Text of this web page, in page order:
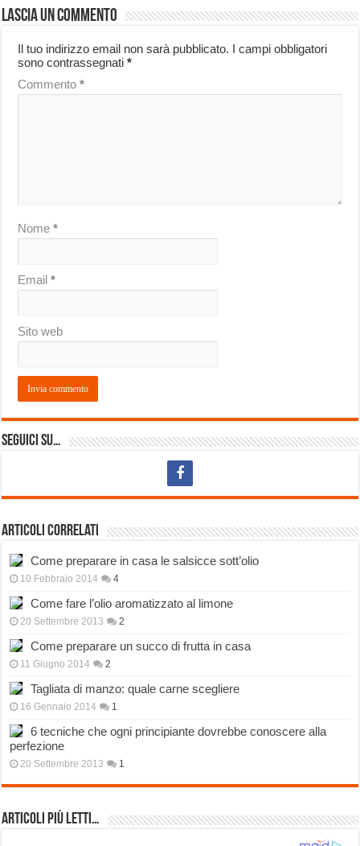
Lascia un commento
Il tuo indirizzo email non sarà pubblicato. I campi obbligatori
sono contrassegnati*
Commento*
Nome*
Email*
Sito web
Seguici su…
Articoli correlati
Come preparare in casa le salsicce sott’olio
10 Febbraio 2014 4
Come fare l’olio aromatizzato al limone
20 Settembre 2013 2
Come preparare un succo di frutta in casa
11 Giugno 2014 2
Tagliata di manzo: quale carne scegliere
16 Gennaio 2014 1
6 tecniche che ogni principiante dovrebbe conoscere alla
perfezione
20 Settembre 2013 1
Articoli più Letti…